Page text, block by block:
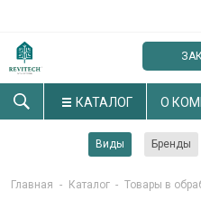
КАТАЛОГ О
Виды Бренды
Главная - Каталог - Товары в